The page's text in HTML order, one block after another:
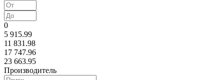
0
5 915.99
11 831.98
17 747.96
23 663.95
Производитель